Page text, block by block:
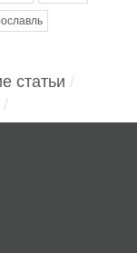
статьи